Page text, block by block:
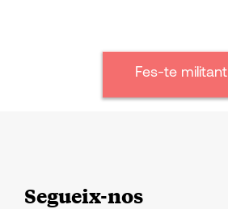
Fes-te militant
Segueix-nos